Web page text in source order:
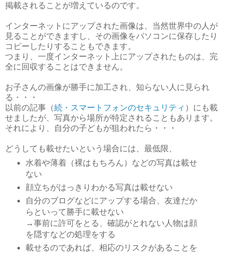
掲載されることが増えているのです。
インターネットにアップされた画像は、当然世界中の人が
見ることができますし、その画像をパソコンに保存したり
コピーしたりすることもできます。
つまり、一度インターネット上にアップされたものは、完
全に回収することはできません。
お子さんの画像が勝手に加工され、知らない人に見られ
る・・・
以前の記事（続・スマートフォンのセキュリティ ）にも載
せましたが、写真から場所が特定されることもあります。
それにより、自分の子どもが狙われたら・・・
どうしても載せたいという場合には、最低限、
水着や薄着（裸はもちろん）などの写真は載せ
ない
顔立ちがはっきりわかる写真は載せない
自分のブログなどにアップする場合、友達だか
らといって勝手に載せない
→事前に許可をとる、確認がとれない人物は顔
を隠すなどの処理をする
載せるのであれば、相応のリスクがあることを